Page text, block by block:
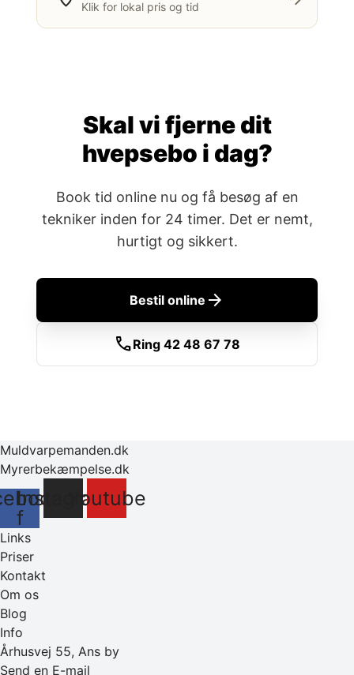
Klik for lokal pris og tid
Skal vi fjerne dit
hvepsebo i dag?
Book tid online nu og få besøg af en
tekniker inden for 24 timer. Det er nemt,
hurtigt og sikkert.
Bestil online arrow_forward
callRing 42 48 67 78
Muldvarpemanden.dk
Myrerbekæmpelse.dk
f
InstagramYoutube
Links
Priser
Kontakt
Om os
Blog
Info
Århusvej 55, Ans by
Send en E-mail